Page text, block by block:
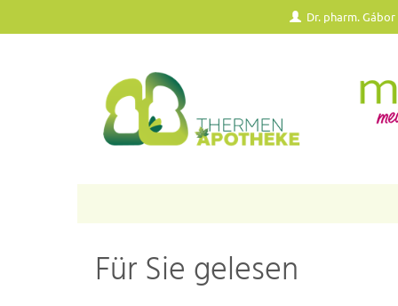
Dr. pharm.
Für Sie gelesen